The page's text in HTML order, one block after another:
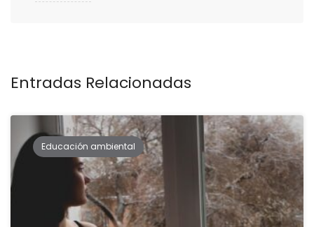
Entradas Relacionadas
Educación ambiental